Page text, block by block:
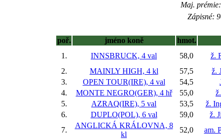
Maj.
Zápisné:
poř. jméno koně
hmot.
1.
INNSBRUCK, 4 val 58,0
ž.
2.
MAINLY HIGH, 4 kl 57,5
ž.
3.
OPEN TOUR(IRE), 4 val 54,5
4.
MONTE NEGRO(GER), 4 hř 55,0
5.
AZRAQ(IRE), 5 val 53,5
ž.
6.
DUPLO(POL), 6 val 59,0
ž.
7.
ANGLICKÁ KRÁLOVNA, 8
kl
52,0
am.